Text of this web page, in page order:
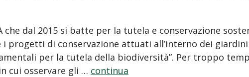
che dal 2015 si batte per la tutela e conservazione
progetti di conservazione attuati all’interno dei
per la tutela della biodiversità”. Per troppo
cui osservare gli … continua